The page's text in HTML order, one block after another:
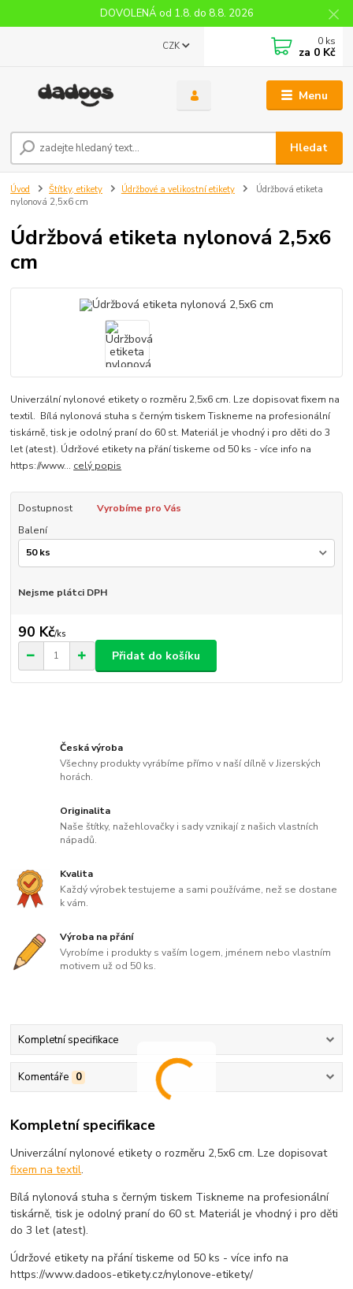
DOVOLENÁ od 1.8. do 8.8. 2026
Menu
CZK
Hledat
0 ks
za 0 Kč
Úvod Štítky, etikety Údržbové a velikostní etikety
Údržbová etiketa
nylonová 2,5x6 cm
Údržbová etiketa nylonová 2,5x6
cm
Univerzální nylonové etikety o rozměru 2,5x6 cm. Lze dopisovat fixem na
textil. Bílá nylonová stuha s černým tiskem Tiskneme na profesionální
tiskárně, tisk je odolný praní do 60 st. Materiál je vhodný i pro děti do 3
let (atest). Údržové etikety na přání tiskeme od 50 ks - více info na
https://www... celý popis
Dostupnost
Vyrobíme pro Vás
Balení
Nejsme plátci DPH
90 Kč/ks
Přidat do košíku
Česká výroba
Všechny produkty vyrábíme přímo v naší dílně v Jizerských
horách.
Originalita
Naše štítky, nažehlovačky i sady vznikají z našich vlastních
nápadů.
Kvalita
Každý výrobek testujeme a sami používáme, než se dostane
k vám.
Výroba na přání
Vyrobíme i produkty s vaším logem, jménem nebo vlastním
motivem už od 50 ks.
Kompletní specifikace
Komentáře 0
Kompletní specifikace
Univerzální nylonové etikety o rozměru 2,5x6 cm. Lze dopisovat
fixem na textil.
Bílá nylonová stuha s černým tiskem Tiskneme na profesionální
tiskárně, tisk je odolný praní do 60 st. Materiál je vhodný i pro děti
do 3 let (atest).
Údržové etikety na přání tiskeme od 50 ks - více info na
https://www.dadoos-etikety.cz/nylonove-etikety/